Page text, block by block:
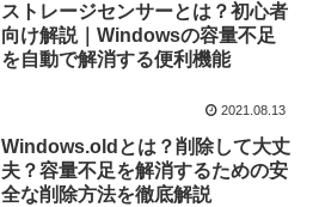
ストレージセンサーとは？初心者
向け解説｜Windowsの容量不足
を自動で解消する便利機能
2021.08.13
Windows.oldとは？削除して大丈
夫？容量不足を解消するための安
全な削除方法を徹底解説